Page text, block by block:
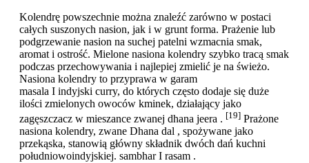
Kolendrę powszechnie można znaleźć zarówno w postaci
całych suszonych nasion, jak i w grunt forma. Prażenie lub
podgrzewanie nasion na suchej patelni wzmacnia smak,
aromat i ostrość. Mielone nasiona kolendry szybko tracą smak
podczas przechowywania i najlepiej zmielić je na świeżo.
Nasiona kolendry to przyprawa w garam
masala I indyjski curry, do których często dodaje się duże
ilości zmielonych owoców kminek, działający jako
zagęszczacz w mieszance zwanej dhana jeera . [19] Prażone
nasiona kolendry, zwane Dhana dal , spożywane jako
przekąska, stanowią główny składnik dwóch dań kuchni
południowoindyjskiej. sambhar I rasam .